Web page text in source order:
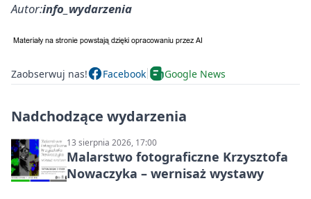
Autor:info_wydarzenia
Zaobserwuj nas! Facebook Google News
Nadchodzące wydarzenia
13 sierpnia 2026, 17:00
Malarstwo fotograficzne Krzysztofa
Nowaczyka – wernisaż wystawy